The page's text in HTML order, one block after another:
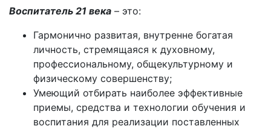
Воспитатель 21 века – это:
Гармонично развитая, внутренне богатая
личность, стремящаяся к духовному,
профессиональному, общекультурному и
физическому совершенству;
Умеющий отбирать наиболее эффективные
приемы, средства и технологии обучения и
воспитания для реализации поставленных